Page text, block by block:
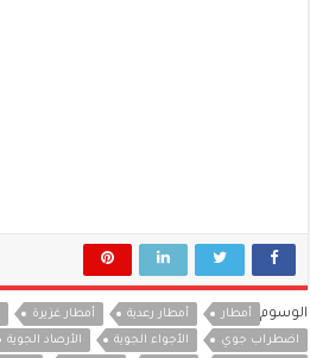
الوسوم أمطار أمطار رعدية أمطار غزيرة
اضطراب جوي
الأجواء الجوية الأرصاد الجوية